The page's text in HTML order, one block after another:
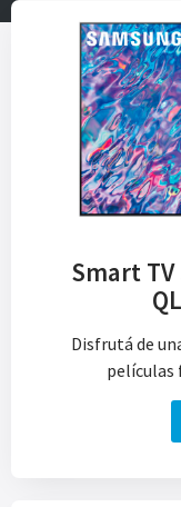
Smart TV
Disfrutá de
películas